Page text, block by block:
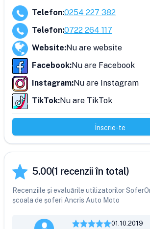
Telefon:0254 227 382
Telefon:0722 264 117
Website:Nu are website
Facebook:Nu are Facebook
Instagram:Nu are Instagram
TikTok:Nu are TikTok
Înscrie-te
5.00(1 recenzii în total)
Recenziile și evaluările utilizatorilor
școala de șoferi Ancris Auto Moto
01.10.2019